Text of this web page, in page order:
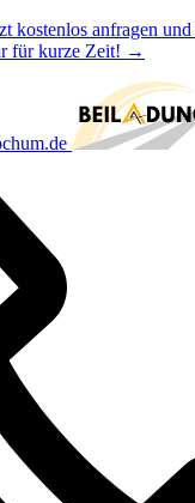
kostenlos anfragen
für kurze Zeit! →